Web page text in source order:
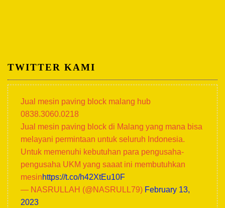
TWITTER KAMI
Jual mesin paving block malang hub
0838.3060.0218
Jual mesin paving block di Malang yang mana bisa
melayani permintaan untuk seluruh Indonesia.
Untuk memenuhi kebutuhan para pengusaha-
pengusaha UKM yang saaat ini membutuhkan
mesinhttps://t.co/h42XtEu10F
— NASRULLAH (@NASRULL79) February 13,
2023